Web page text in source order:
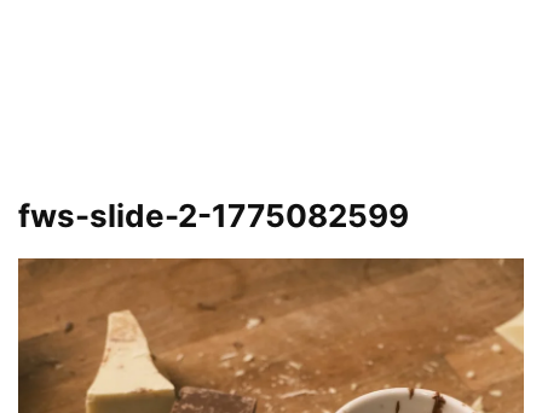
fws-slide-2-1775082599